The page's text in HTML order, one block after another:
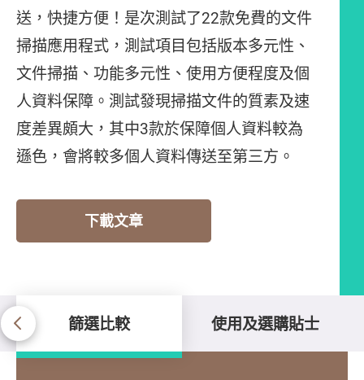
送，快捷方便！是次測試了22款免費的文件
掃描應用程式，測試項目包括版本多元性、
文件掃描、功能多元性、使用方便程度及個
人資料保障。測試發現掃描文件的質素及速
度差異頗大，其中3款於保障個人資料較為
遜色，會將較多個人資料傳送至第三方。
下載文章
篩選比較 使用及選購貼士
篩選比較